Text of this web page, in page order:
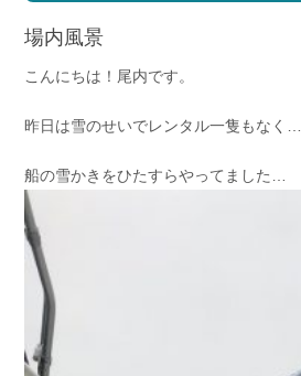
ボート免許
長年の実績と信頼！
お問い合わせ
Contact us
場内風景
こんにちは！尾内です。
昨日は雪のせいでレンタル一隻もなく…
船の雪かきをひたすらやってました…